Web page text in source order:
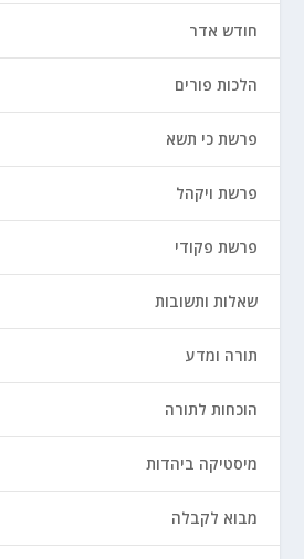
חודש אדר
הלכות פורים
פרשת כי תשא
פרשת ויקהל
פרשת פקודי
שאלות ותשובות
תורה ומדע
הוכחות לתורה
מיסטיקה ביהדות
מבוא לקבלה